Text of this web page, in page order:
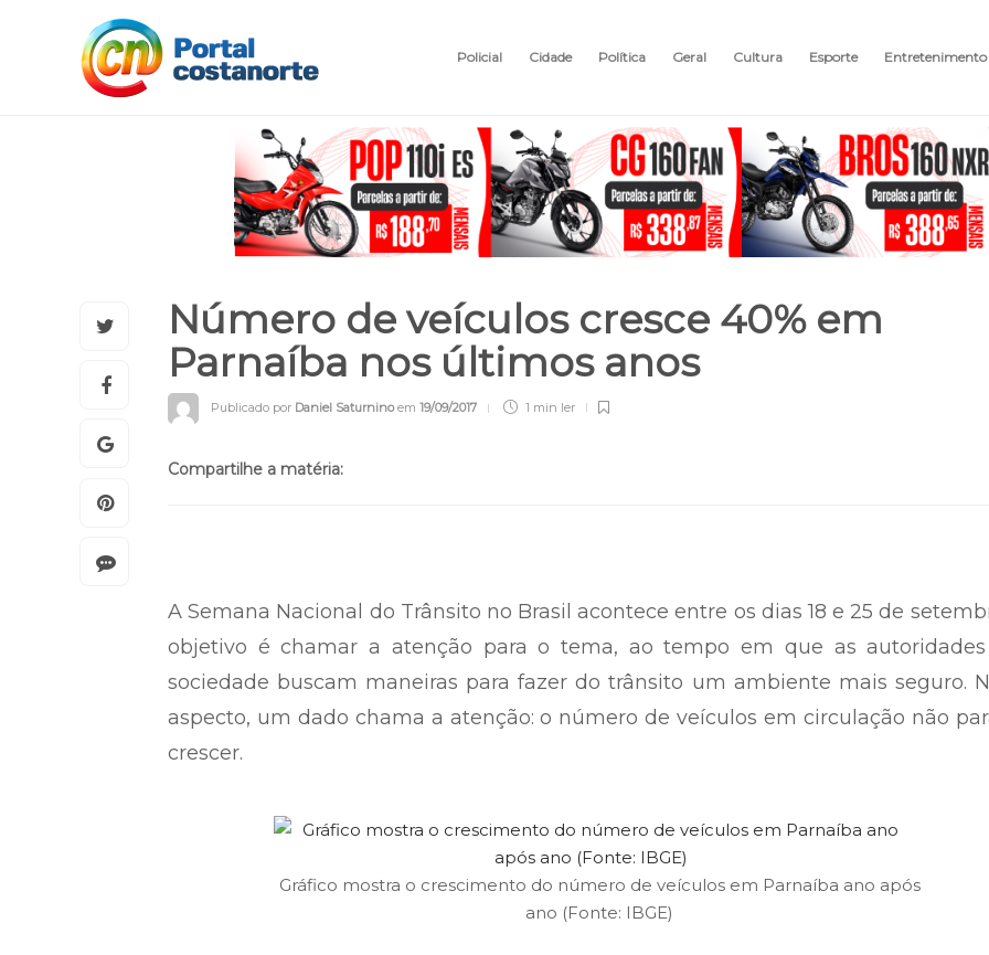
Policial Cidade Política Geral Cultura Esporte Entretenimento
Número de veículos cresce 40% em
Parnaíba nos últimos anos
Publicado por Daniel Saturninoem 19/09/2017 1 min ler
Compartilhe a matéria:
A Semana Nacional do Trânsito no Brasil acontece entre os dias 18 e 25 de
objetivo é chamar a atenção para o tema, ao tempo em que as
sociedade buscam maneiras para fazer do trânsito um ambiente mais seguro.
aspecto, um dado chama a atenção: o número de veículos em circulação não
crescer.
Gráfico mostra o crescimento do número de veículos em Parnaíba ano após
ano (Fonte: IBGE)